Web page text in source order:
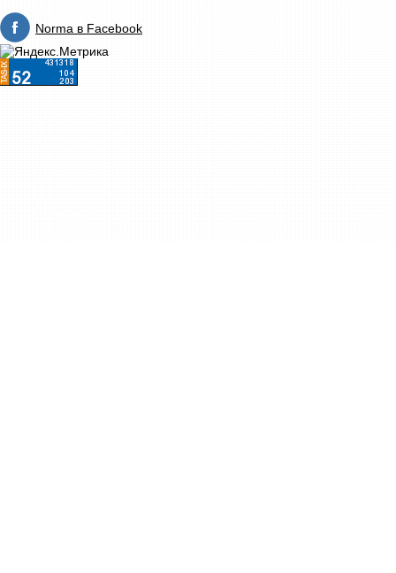
Norma в Facebook